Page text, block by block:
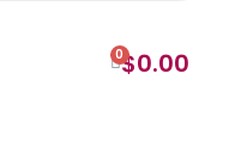
$0.00
0
Cart